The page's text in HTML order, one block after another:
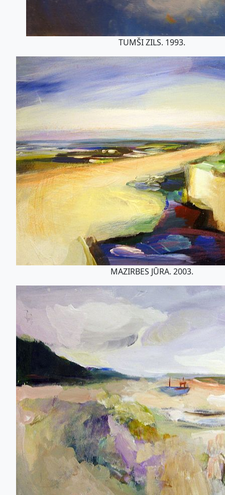
TUMŠI ZILS. 1993.
MAZIRBES JŪRA. 2003.